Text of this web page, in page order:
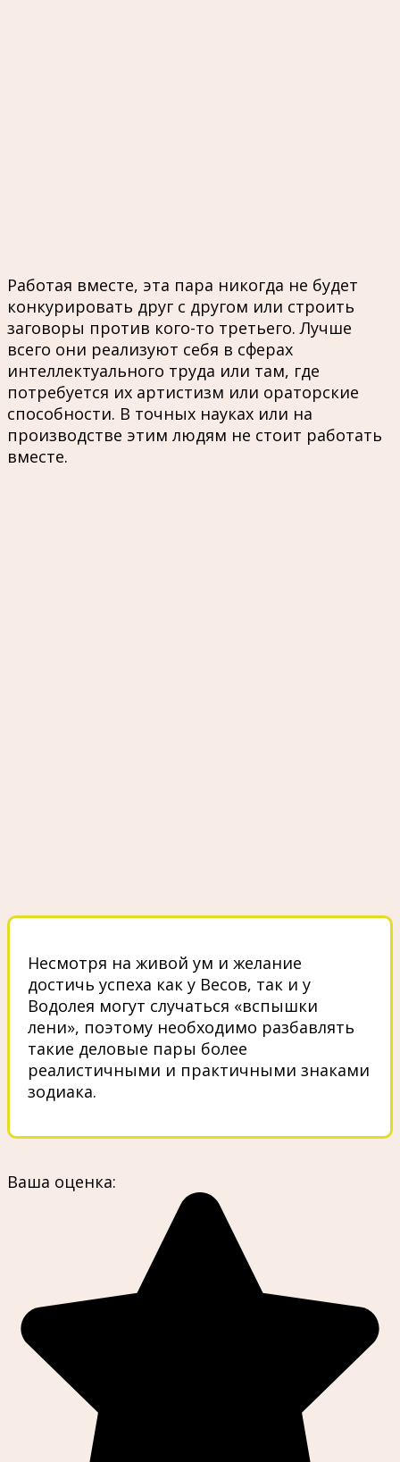
Работая вместе, эта пара никогда не будет
конкурировать друг с другом или строить
заговоры против кого-то третьего. Лучше
всего они реализуют себя в сферах
интеллектуального труда или там, где
потребуется их артистизм или ораторские
способности. В точных науках или на
производстве этим людям не стоит работать
вместе.
Несмотря на живой ум и желание
достичь успеха как у Весов, так и у
Водолея могут случаться «вспышки
лени», поэтому необходимо разбавлять
такие деловые пары более
реалистичными и практичными знаками
зодиака.
Ваша оценка: